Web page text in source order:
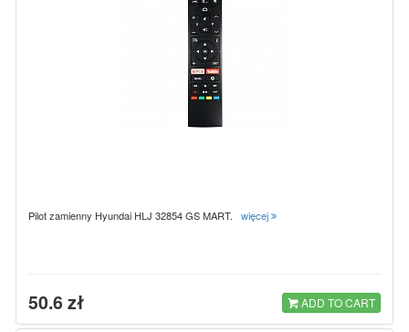
Pilot zamienny Hyundai HLJ 32854 GS MART. więcej
50.6 zł ADD TO CART